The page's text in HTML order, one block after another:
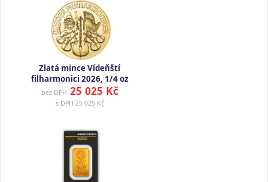
Zlatá mince Vídeňští
filharmonici 2026, 1/4 oz
bez DPH 25 025 Kč
s DPH 25 025 Kč